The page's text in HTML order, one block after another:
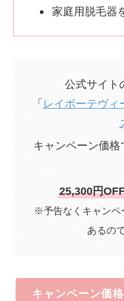
家庭用脱毛器
公式サイト
「 レイボーテヴィ
キャンペーン価格
25,300円
※予告なくキャンペ
あるの
キャンペーン価